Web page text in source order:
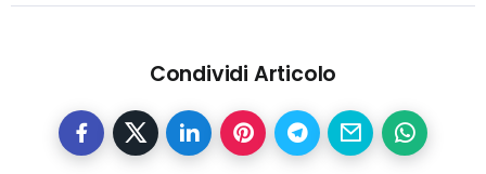
Condividi Articolo